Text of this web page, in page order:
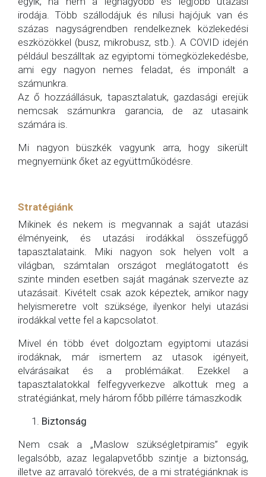
irodája. Több szállodájuk és nílusi hajójuk van és
százas nagyságrendben rendelkeznek közlekedési
eszközökkel (busz, mikrobusz, stb.). A COVID idején
például beszálltak az egyiptomi tömegközlekedésbe,
ami egy nagyon nemes feladat, és imponált a
számunkra.
Az ő hozzáállásuk, tapasztalatuk, gazdasági erejük
nemcsak számunkra garancia, de az utasaink
számára is.
Mi nagyon büszkék vagyunk arra, hogy sikerült
megnyernünk őket az együttműködésre.
Stratégiánk
Mikinek és nekem is megvannak a saját utazási
élményeink, és utazási irodákkal összefüggő
tapasztalataink. Miki nagyon sok helyen volt a
világban, számtalan országot meglátogatott és
szinte minden esetben saját magának szervezte az
utazásait. Kivételt csak azok képeztek, amikor nagy
helyismeretre volt szüksége, ilyenkor helyi utazási
irodákkal vette fel a kapcsolatot.
Mivel én több évet dolgoztam egyiptomi utazási
irodáknak, már ismertem az utasok igényeit,
elvárásaikat és a problémáikat. Ezekkel a
tapasztalatokkal felfegyverkezve alkottuk meg a
stratégiánkat, mely három főbb pillérre támaszkodik
Biztonság
Nem csak a „Maslow szükségletpiramis” egyik
legalsóbb, azaz legalapvetőbb szintje a biztonság,
illetve az arravaló törekvés, de a mi stratégiánknak is